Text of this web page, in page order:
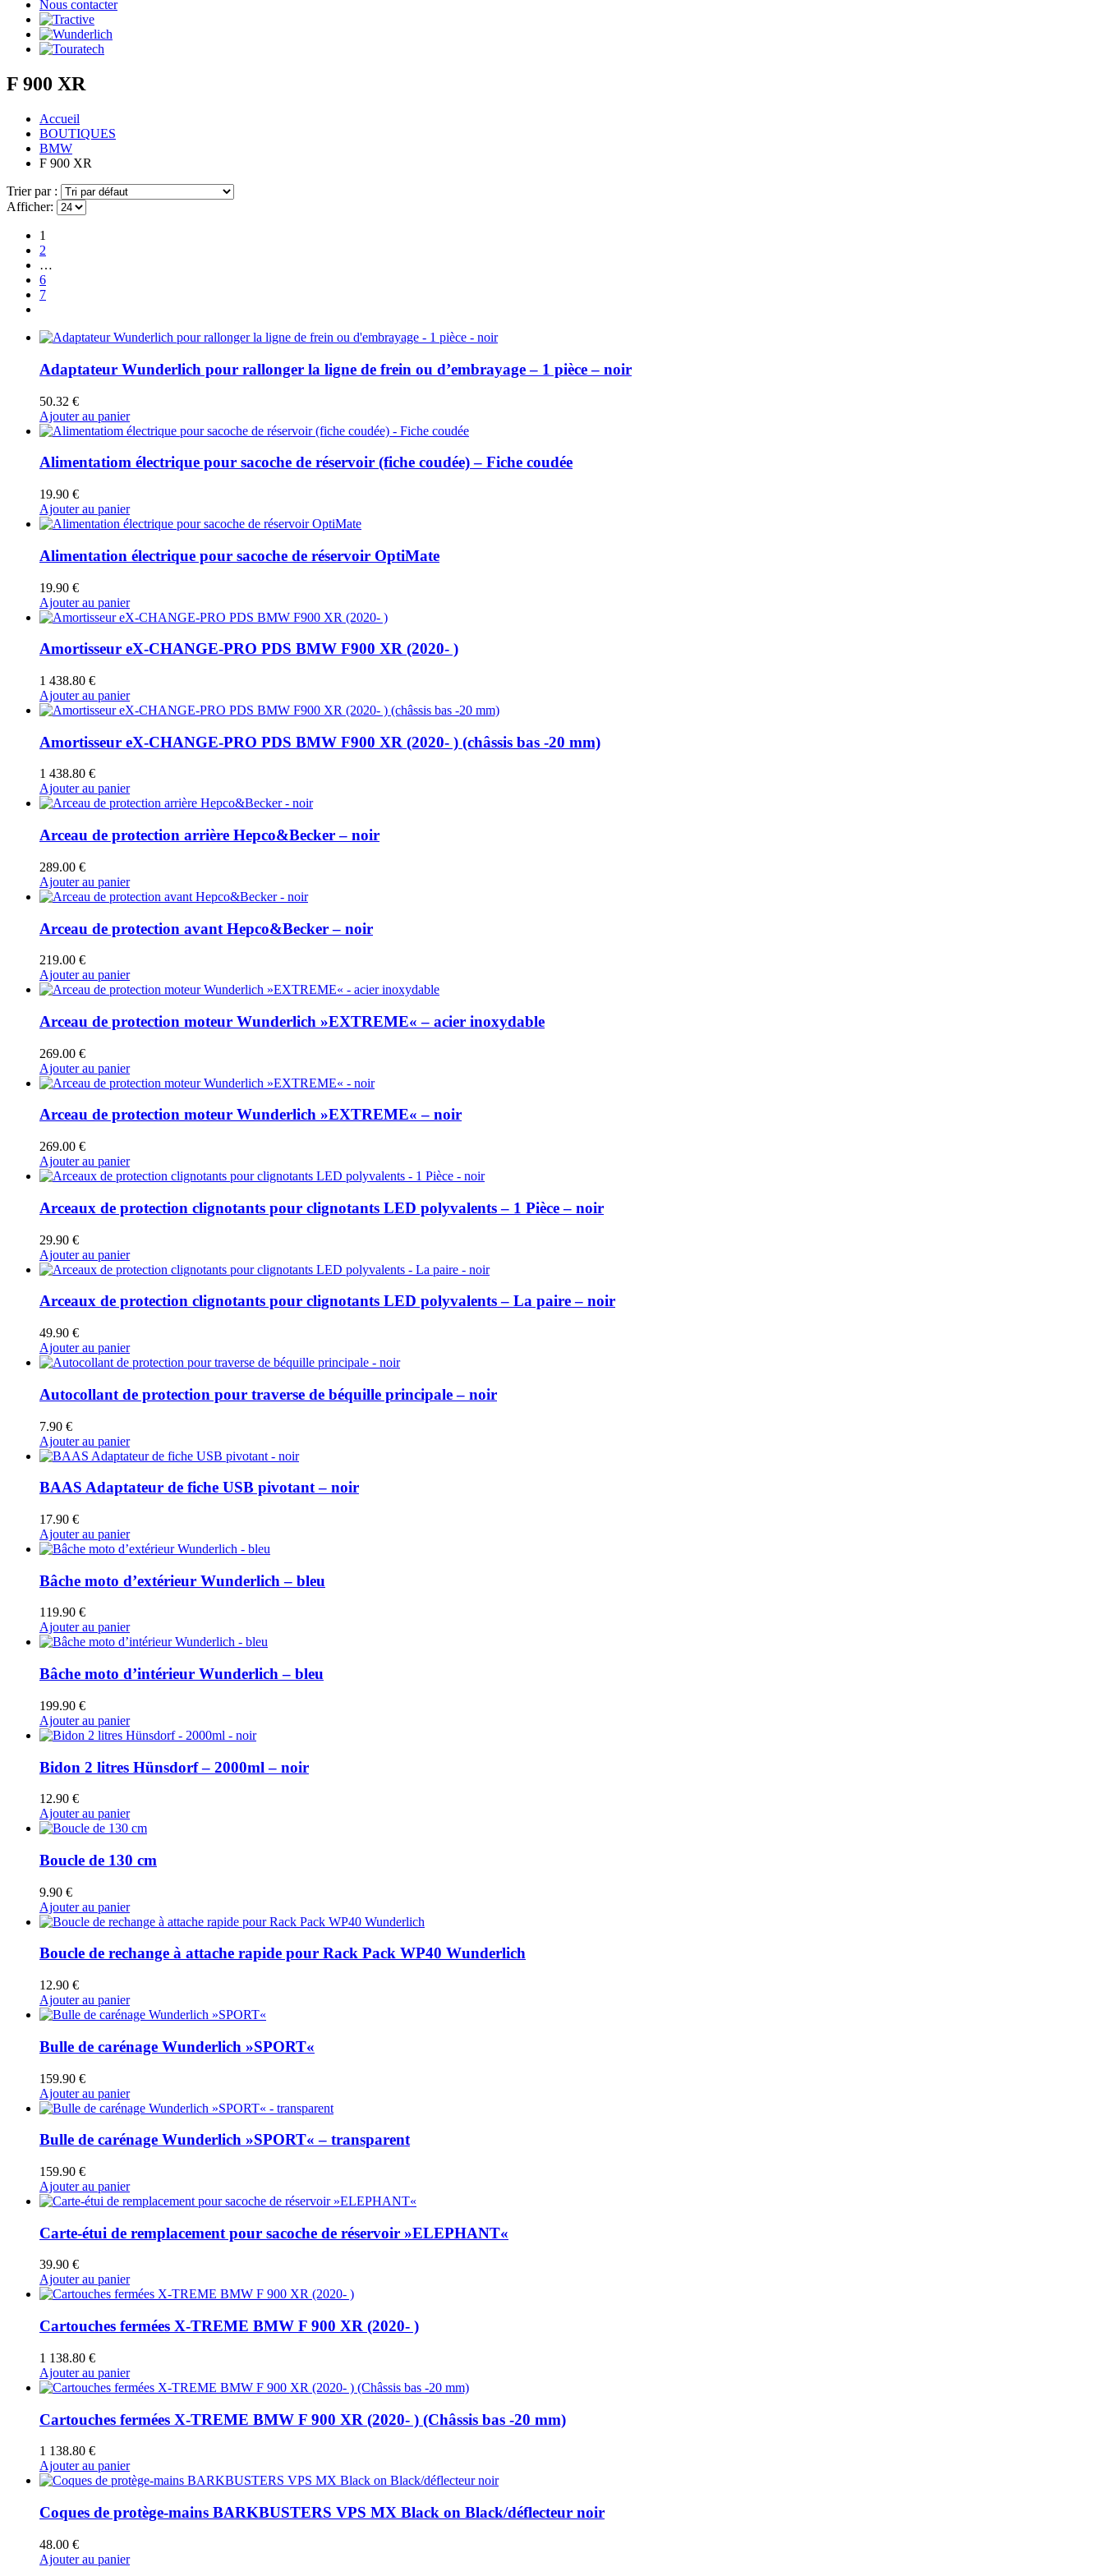
Nous contacter
F 900 XR
Accueil
BOUTIQUES
BMW
F 900 XR
Trier par :
Afficher:
1
2
…
6
7
Adaptateur Wunderlich pour rallonger la ligne de frein ou d’embrayage – 1 pièce – noir
50.32 €
Ajouter au panier
Alimentatiom électrique pour sacoche de réservoir (fiche coudée) – Fiche coudée
19.90 €
Ajouter au panier
Alimentation électrique pour sacoche de réservoir OptiMate
19.90 €
Ajouter au panier
Amortisseur eX-CHANGE-PRO PDS BMW F900 XR (2020- )
1 438.80 €
Ajouter au panier
Amortisseur eX-CHANGE-PRO PDS BMW F900 XR (2020- ) (châssis bas -20 mm)
1 438.80 €
Ajouter au panier
Arceau de protection arrière Hepco&Becker – noir
289.00 €
Ajouter au panier
Arceau de protection avant Hepco&Becker – noir
219.00 €
Ajouter au panier
Arceau de protection moteur Wunderlich »EXTREME« – acier inoxydable
269.00 €
Ajouter au panier
Arceau de protection moteur Wunderlich »EXTREME« – noir
269.00 €
Ajouter au panier
Arceaux de protection clignotants pour clignotants LED polyvalents – 1 Pièce – noir
29.90 €
Ajouter au panier
Arceaux de protection clignotants pour clignotants LED polyvalents – La paire – noir
49.90 €
Ajouter au panier
Autocollant de protection pour traverse de béquille principale – noir
7.90 €
Ajouter au panier
BAAS Adaptateur de fiche USB pivotant – noir
17.90 €
Ajouter au panier
Bâche moto d’extérieur Wunderlich – bleu
119.90 €
Ajouter au panier
Bâche moto d’intérieur Wunderlich – bleu
199.90 €
Ajouter au panier
Bidon 2 litres Hünsdorf – 2000ml – noir
12.90 €
Ajouter au panier
Boucle de 130 cm
9.90 €
Ajouter au panier
Boucle de rechange à attache rapide pour Rack Pack WP40 Wunderlich
12.90 €
Ajouter au panier
Bulle de carénage Wunderlich »SPORT«
159.90 €
Ajouter au panier
Bulle de carénage Wunderlich »SPORT« – transparent
159.90 €
Ajouter au panier
Carte-étui de remplacement pour sacoche de réservoir »ELEPHANT«
39.90 €
Ajouter au panier
Cartouches fermées X-TREME BMW F 900 XR (2020- )
1 138.80 €
Ajouter au panier
Cartouches fermées X-TREME BMW F 900 XR (2020- ) (Châssis bas -20 mm)
1 138.80 €
Ajouter au panier
Coques de protège-mains BARKBUSTERS VPS MX Black on Black/déflecteur noir
48.00 €
Ajouter au panier